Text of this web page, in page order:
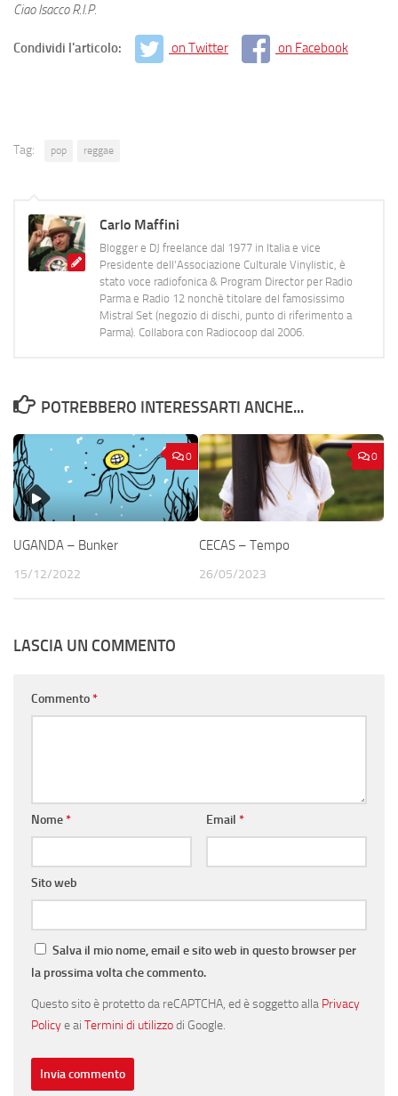
Ciao Isacco R.I.P.
Condividi l'articolo: on Twitter on Facebook
Tag: pop reggae
Carlo Maffini
Blogger e DJ freelance dal 1977 in Italia e vice
Presidente dell'Associazione Culturale Vinylistic, è
stato voce radiofonica & Program Director per Radio
Parma e Radio 12 nonchè titolare del famosissimo
Mistral Set (negozio di dischi, punto di riferimento a
Parma). Collabora con Radiocoop dal 2006.
POTREBBERO INTERESSARTI ANCHE...
0
UGANDA – Bunker
15/12/2022
0
CECAS – Tempo
26/05/2023
LASCIA UN COMMENTO
Commento*
Nome* Email *
Sito web
Salva il mio nome, email e sito web in questo browser per
la prossima volta che commento.
Questo sito è protetto da reCAPTCHA, ed è soggetto alla Privacy
Policye ai Termini di utilizzodi Google.